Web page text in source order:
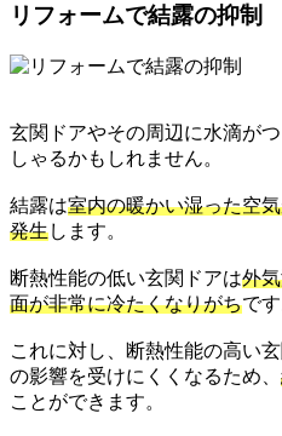
リフォームで結露の抑制
玄関ドアやその周辺に水滴がつ
しゃるかもしれません。
結露は室内の暖かい湿った空
発生します。
断熱性能の低い玄関ドアは外
面が非常に冷たくなりがちです
これに対し、断熱性能の高い
の影響を受けにくくなるため、
ことができます。